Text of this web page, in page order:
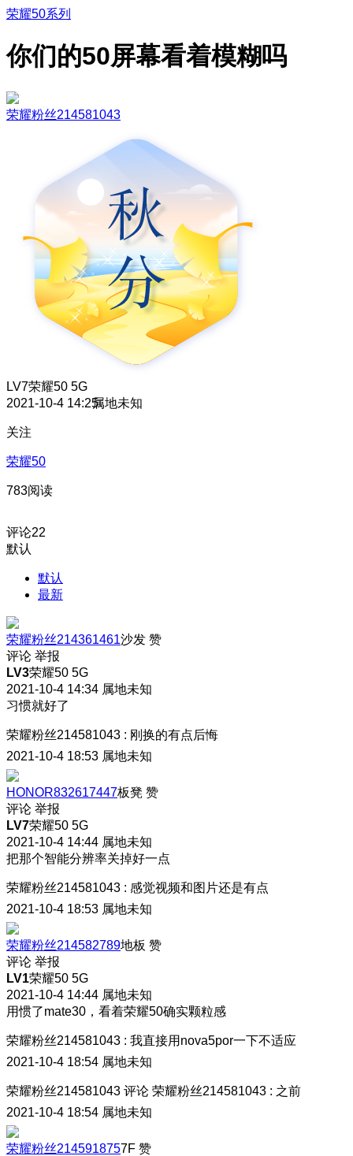
荣耀50系列
你们的50屏幕看着模糊吗
荣耀粉丝214581043
LV7荣耀50 5G
2021-10-4 14:25属地未知
关注
荣耀50
783阅读
评论22
默认
默认
最新
荣耀粉丝214361461沙发 赞
评论 举报
LV3荣耀50 5G
2021-10-4 14:34 属地未知
习惯就好了
荣耀粉丝214581043 : 刚换的有点后悔
2021-10-4 18:53 属地未知
HONOR832617447板凳 赞
评论 举报
LV7荣耀50 5G
2021-10-4 14:44 属地未知
把那个智能分辨率关掉好一点
荣耀粉丝214581043 : 感觉视频和图片还是有点
2021-10-4 18:53 属地未知
荣耀粉丝214582789地板 赞
评论 举报
LV1荣耀50 5G
2021-10-4 14:44 属地未知
用惯了mate30，看着荣耀50确实颗粒感
荣耀粉丝214581043 : 我直接用nova5por一下不适应
2021-10-4 18:54 属地未知
荣耀粉丝214581043 评论 荣耀粉丝214581043 : 之前
2021-10-4 18:54 属地未知
荣耀粉丝2145918757F 赞